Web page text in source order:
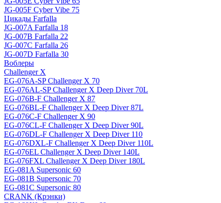
JG-005F Cyber Vibe 75
Цикады Farfalla
JG-007A Farfalla 18
JG-007B Farfalla 22
JG-007C Farfalla 26
JG-007D Farfalla 30
Воблеры
Challenger X
EG-076A-SP Challenger X 70
EG-076AL-SP Challenger X Deep Diver 70L
EG-076B-F Challenger X 87
EG-076BL-F Challenger X Deep Diver 87L
EG-076C-F Challenger X 90
EG-076CL-F Challenger X Deep Diver 90L
EG-076DL-F Challenger X Deep Diver 110
EG-076DXL-F Challenger X Deep Diver 110L
EG-076EL Challenger X Deep Diver 140L
EG-076FXL Challenger X Deep Diver 180L
EG-081A Supersonic 60
EG-081B Supersonic 70
EG-081C Supersonic 80
CRANK (Крэнки)